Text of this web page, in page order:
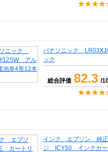
パナソニック
ック
総合評価 82.3 /
インク エプソン 純
ジ ICY50 インクカー